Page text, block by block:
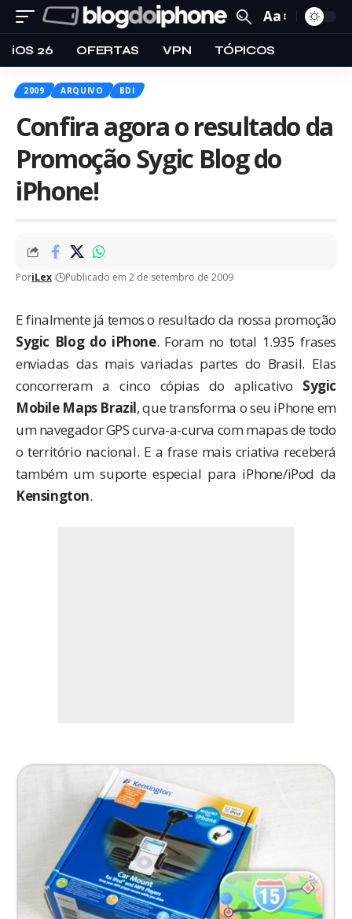
Aa
iOS 26 OFERTAS VPN TÓPICOS
2009 ARQUIVO BDI
Confira agora o resultado da
Promoção Sygic Blog do
iPhone!
PoriLex Publicado em 2 de setembro de 2009
E finalmente já temos o resultado da nossa promoção
Sygic Blog do iPhone. Foram no total 1.935 frases
enviadas das mais variadas partes do Brasil. Elas
concorreram a cinco cópias do aplicativo Sygic
Mobile Maps Brazil, que transforma o seu iPhone em
um navegador GPS curva-a-curva com mapas de todo
o território nacional. E a frase mais criativa receberá
também um suporte especial para iPhone/iPod da
Kensington.